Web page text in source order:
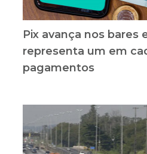
Pix avança nos bares
representa um em
pagamentos